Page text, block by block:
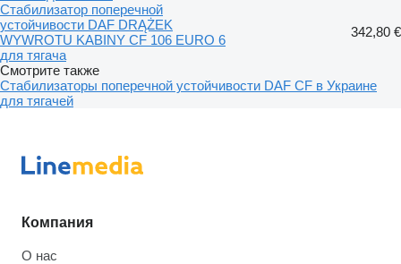
Стабилизатор поперечной
устойчивости DAF DRĄŻEK
WYWROTU KABINY CF 106 EURO 6
для тягача
342,80 €
Смотрите также
Стабилизаторы поперечной устойчивости DAF CF в Украине
для тягачей
Компания
О нас